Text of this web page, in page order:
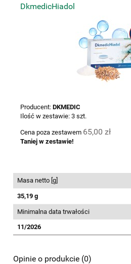
DkmedicHiadol
Producent: DKMEDIC
Ilość w zestawie: 3 szt.
Cena poza zestawem 65,00 zł
Taniej w zestawie!
Masa netto [g]
35,19 g
Minimalna data trwałości
11/2026
Opinie o produkcie (0)